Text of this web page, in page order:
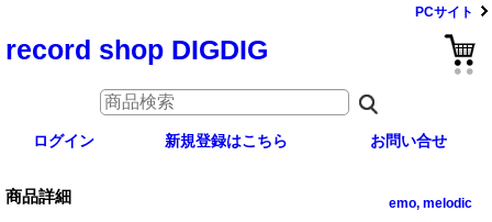
PCサイト
record shop DIGDIG
ログイン 新規登録はこちら お問い合せ
商品詳細 emo, melodic